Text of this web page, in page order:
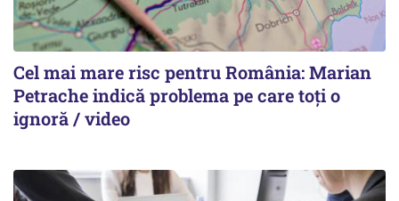
Cel mai mare risc pentru România: Marian
Petrache indică problema pe care toți o
ignoră / video